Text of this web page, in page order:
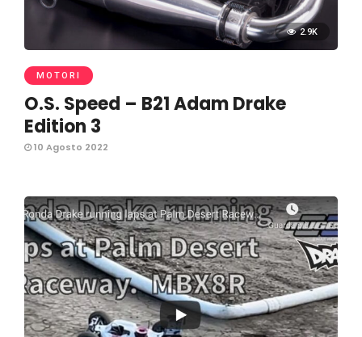
2.9K
MOTORI
O.S. Speed – B21 Adam Drake
Edition 3
10 Agosto 2022